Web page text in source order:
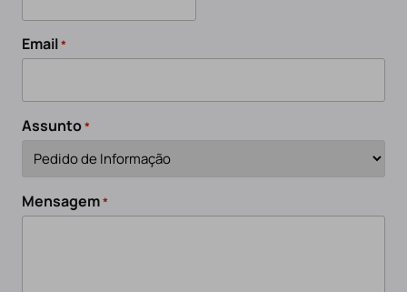
Email*
Assunto*
Mensagem*